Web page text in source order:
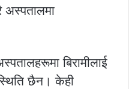
अस्पतालमा
बिरामीलाई
स्थिति छैन। केही